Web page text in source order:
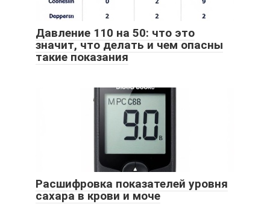
Давление 110 на 50: что это
значит, что делать и чем опасны
такие показания
Расшифровка показателей уровня
сахара в крови и моче